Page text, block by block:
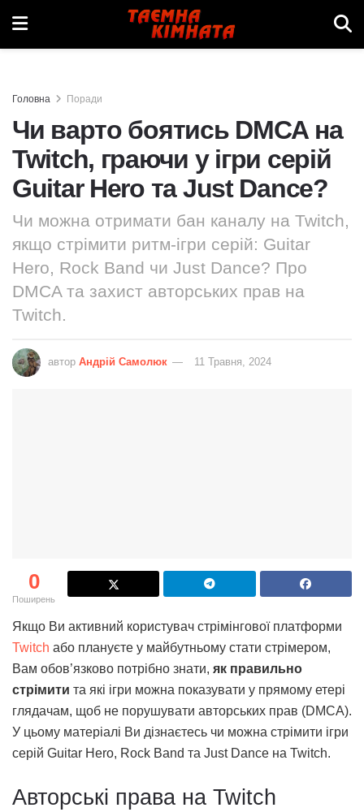
Головна Поради
Чи варто боятись DMCA на
Twitch, граючи у ігри серій
Guitar Hero та Just Dance?
Чи можна отримати бан каналу на Twitch,
якщо стрімити ритм-ігри серій: Guitar
Hero, Rock Band чи Just Dance? Про
DMCA та захист авторських прав на
Twitch.
автор Андрій Самолюк 11 Травня, 2024
0
Поширень
Якщо Ви активний користувач стрімінгової платформи
Twitch або плануєте у майбутньому стати стрімером,
Вам обов’язково потрібно знати, як правильно
стрімити та які ігри можна показувати у прямому етері
глядачам, щоб не порушувати авторських прав (DMCA).
У цьому матеріалі Ви дізнаєтесь чи можна стрімити ігри
серій Guitar Hero, Rock Band та Just Dance на Twitch.
Авторські права на Twitch